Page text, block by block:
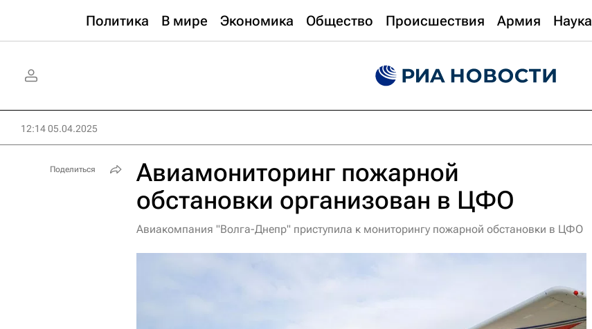
Политика В мире Экономика Общество Происшествия Армия Наука
12:14 05.04.2025
Авиамониторинг пожарной
обстановки организован в ЦФО
Авиакомпания "Волга-Днепр" приступила к мониторингу пожарной обстановки в ЦФО
Поделиться